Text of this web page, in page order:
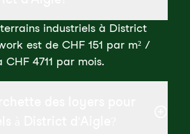
industriels à District
est de CHF 151 par m² /
4711 par mois.